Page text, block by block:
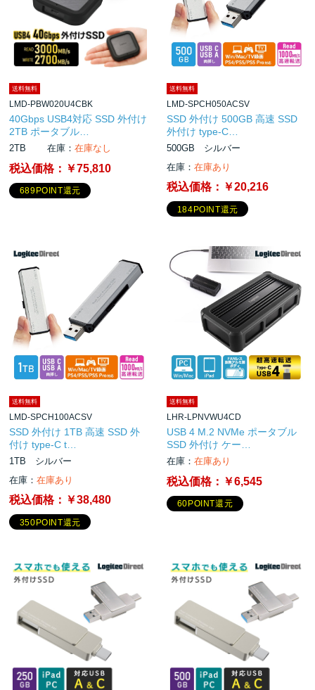
送料無料
LMD-PBW020U4CBK
40Gbps USB4対応 SSD 外付け
2TB ポータブル…
2TB 在庫：在庫なし
税込価格： ￥75,810
689POINT還元
送料無料
LMD-SPCH050ACSV
SSD 外付け 500GB 高速 SSD
外付け type-C…
500GB シルバー
在庫：在庫あり
税込価格： ￥20,216
184POINT還元
送料無料
LMD-SPCH100ACSV
SSD 外付け 1TB 高速 SSD 外
付け type-C t…
1TB シルバー
在庫：在庫あり
税込価格： ￥38,480
350POINT還元
送料無料
LHR-LPNVWU4CD
USB 4 M.2 NVMe ポータブル
SSD 外付け ケー…
在庫：在庫あり
税込価格： ￥6,545
60POINT還元